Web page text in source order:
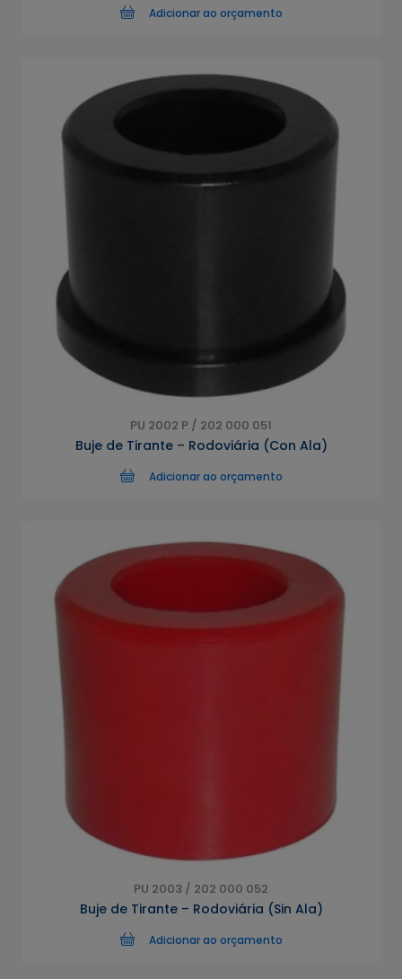
Adicionar ao orçamento
PU 2002 P / 202 000 051
Buje de Tirante – Rodoviária (Con Ala)
Adicionar ao orçamento
PU 2003 / 202 000 052
Buje de Tirante – Rodoviária (Sin Ala)
Adicionar ao orçamento